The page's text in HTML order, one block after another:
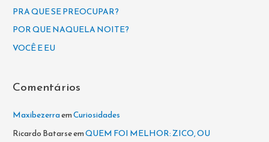
p
o
:
PRA QUE SE PREOCUPAR?
POR QUE NAQUELA NOITE?
VOCÊ E EU
Comentários
MaxibezerraemCuriosidades
Ricardo BatarseemQUEM FOI MELHOR: ZICO, OU